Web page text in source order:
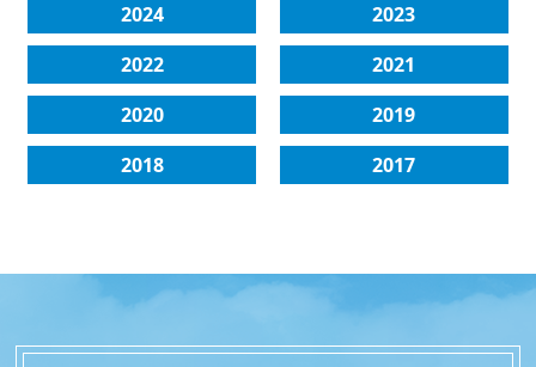
2024
2023
2022
2021
2020
2019
2018
2017